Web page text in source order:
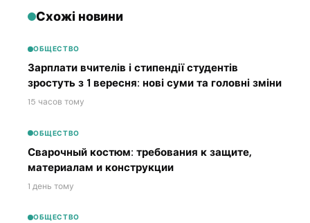
Схожі новини
ОБЩЕСТВО
Зарплати вчителів і стипендії студентів
зростуть з 1 вересня: нові суми та головні зміни
15 часов тому
ОБЩЕСТВО
Сварочный костюм: требования к защите,
материалам и конструкции
1 день тому
ОБЩЕСТВО